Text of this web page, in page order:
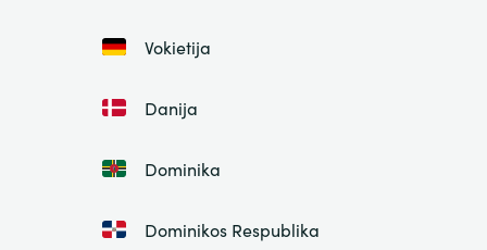
Vokietija
Danija
Dominika
Dominikos Respublika